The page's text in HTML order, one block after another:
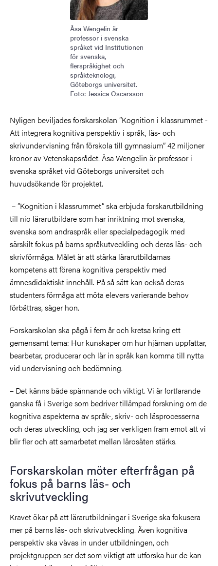
Åsa Wengelin är
professor i svenska
språket vid Institutionen
för svenska,
flerspråkighet och
språkteknologi,
Göteborgs universitet.
Foto: Jessica Oscarsson
Nyligen beviljades forskarskolan ”Kognition i klassrummet -
Att integrera kognitiva perspektiv i språk, läs- och
skrivundervisning från förskola till gymnasium” 42 miljoner
kronor av Vetenskapsrådet. Åsa Wengelin är professor i
svenska språket vid Göteborgs universitet och
huvudsökande för projektet.
– ”Kognition i klassrummet” ska erbjuda forskarutbildning
till nio lärarutbildare som har inriktning mot svenska,
svenska som andraspråk eller specialpedagogik med
särskilt fokus på barns språkutveckling och deras läs- och
skrivförmåga. Målet är att stärka lärarutbildarnas
kompetens att förena kognitiva perspektiv med
ämnesdidaktiskt innehåll. På så sätt kan också deras
studenters förmåga att möta elevers varierande behov
förbättras, säger hon.
Forskarskolan ska pågå i fem år och kretsa kring ett
gemensamt tema: Hur kunskaper om hur hjärnan uppfattar,
bearbetar, producerar och lär in språk kan komma till nytta
vid undervisning och bedömning.
– Det känns både spännande och viktigt. Vi är fortfarande
ganska få i Sverige som bedriver tillämpad forskning om de
kognitiva aspekterna av språk-, skriv- och läsprocesserna
och deras utveckling, och jag ser verkligen fram emot att vi
blir fler och att samarbetet mellan lärosäten stärks.
Forskarskolan möter efterfrågan på
fokus på barns läs- och
skrivutveckling
Kravet ökar på att lärarutbildningar i Sverige ska fokusera
mer på barns läs- och skrivutveckling. Även kognitiva
perspektiv ska vävas in under utbildningen, och
projektgruppen ser det som viktigt att utforska hur de kan